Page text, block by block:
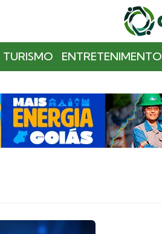
TURISMO ENTRETENIMENTO